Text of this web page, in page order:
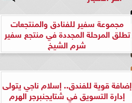
مجموعة سفير للفنادق والمنتجعات
تطلق المرحلة المجددة في منتجع سفير
شرم الشيخ
إضافة قوية للفندق.. إسلام ناجي يتولى
إدارة التسويق في شتايجنبرجر الهرم